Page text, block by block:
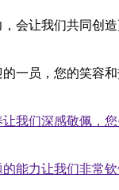
会让我们共同创造
一员，您的笑容
我们深感敬佩，
能力让我们非常